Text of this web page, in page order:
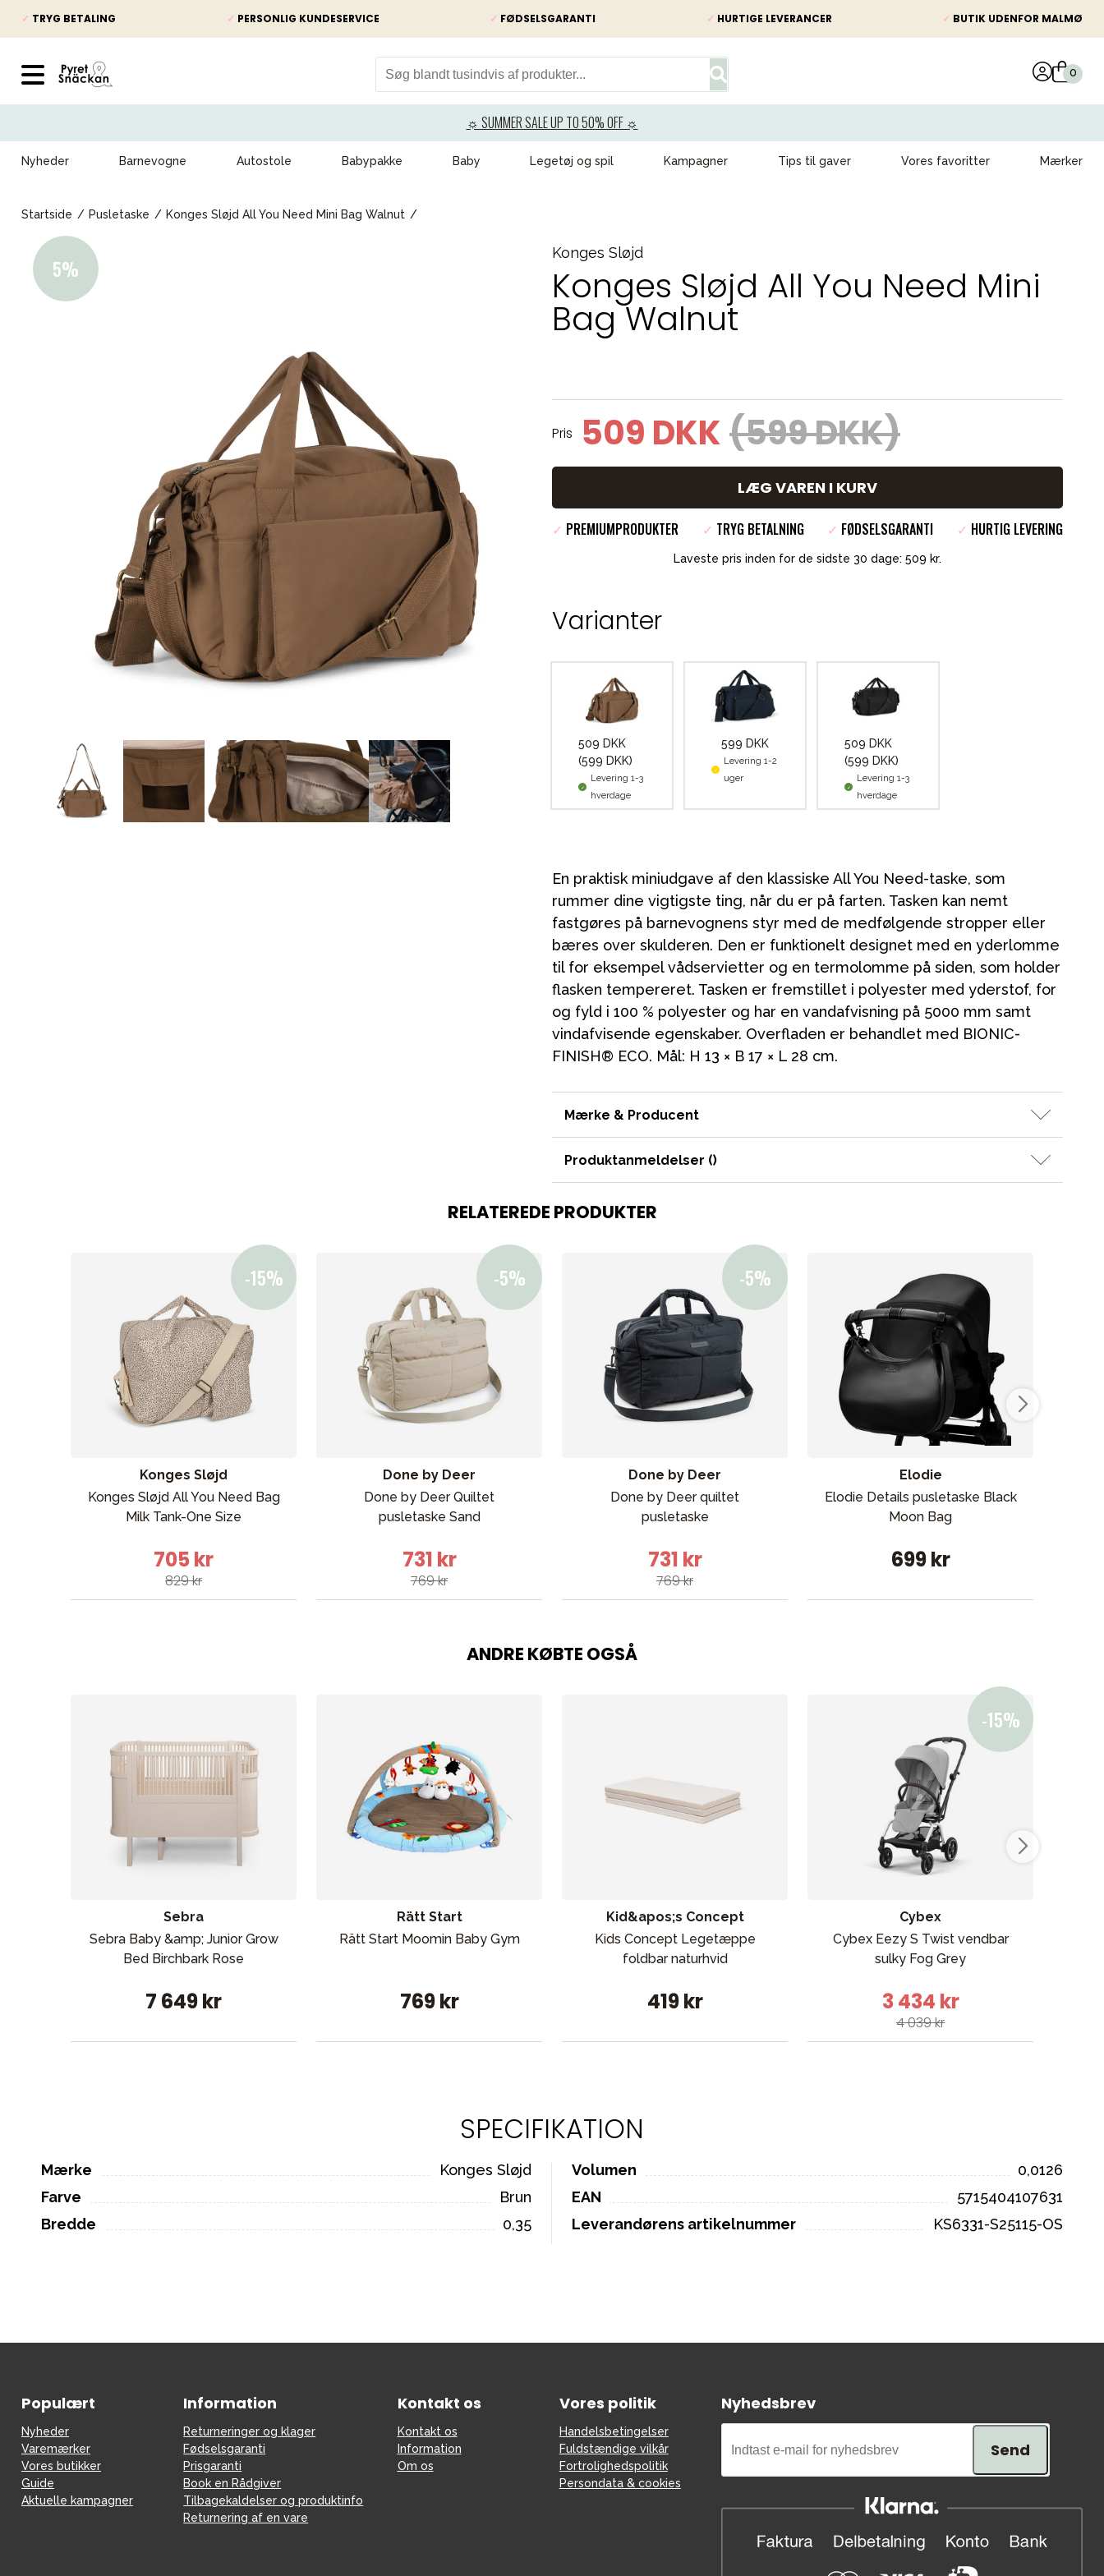
✓ TRYG BETALING ✓ PERSONLIG KUNDESERVICE ✓ FØDSELSGARANTI ✓ HURTIGE LEVERANCER ✓ BUTIK UDENFOR MALMØ
☼ SUMMER SALE UP TO 50% OFF ☼
Nyheder Barnevogne Autostole Babypakke Baby Legetøj og spil Kampagner Tips til gaver Vores favoritter Mærker
Startside Pusletaske Konges Sløjd All You Need Mini Bag Walnut
Konges Sløjd
Konges Sløjd All You Need Mini
Bag Walnut
Pris 509 DKK(599 DKK)
LÆG VAREN I KURV
✓ PREMIUMPRODUKTER ✓ TRYG BETALNING ✓ FØDSELSGARANTI ✓ HURTIG LEVERING
Laveste pris inden for de sidste 30 dage: 509 kr.
Varianter
509 DKK
(599 DKK)
Levering 1-3
hverdage
599 DKK
Levering 1-2
uger
509 DKK
(599 DKK)
Levering 1-3
hverdage
En praktisk miniudgave af den klassiske All You Need-taske, som
rummer dine vigtigste ting, når du er på farten. Tasken kan nemt
fastgøres på barnevognens styr med de medfølgende stropper eller
bæres over skulderen. Den er funktionelt designet med en yderlomme
til for eksempel vådservietter og en termolomme på siden, som holder
flasken tempereret. Tasken er fremstillet i polyester med yderstof, for
og fyld i 100 % polyester og har en vandafvisning på 5000 mm samt
vindafvisende egenskaber. Overfladen er behandlet med BIONIC-
FINISH® ECO. Mål: H 13 × B 17 × L 28 cm.
Mærke & Producent
Produktanmeldelser ()
RELATEREDE PRODUKTER
Konges Sløjd
Konges Sløjd All You Need Bag
Milk Tank-One Size
705 kr
829 kr
Done by Deer
Done by Deer Quiltet
pusletaske Sand
731 kr
769 kr
Done by Deer
Done by Deer quiltet
pusletaske
731 kr
769 kr
Elodie
Elodie Details pusletaske Black
Moon Bag
699 kr
ANDRE KØBTE OGSÅ
Sebra
Sebra Baby &amp; Junior Grow
Bed Birchbark Rose
7 649 kr
Rätt Start
Rätt Start Moomin Baby Gym
769 kr
Kid&apos;s Concept
Kids Concept Legetæppe
foldbar naturhvid
419 kr
Cybex
Cybex Eezy S Twist vendbar
sulky Fog Grey
3 434 kr
4 039 kr
SPECIFIKATION
Mærke
Konges Sløjd
Farve
Brun
Bredde
0,35
Volumen
0,0126
EAN
5715404107631
Leverandørens artikelnummer
KS6331-S25115-OS
Populært
Nyheder
Varemærker
Vores butikker
Guide
Aktuelle kampagner
Information
Returneringer og klager
Fødselsgaranti
Prisgaranti
Book en Rådgiver
Tilbagekaldelser og produktinfo
Returnering af en vare
Kontakt os
Kontakt os
Information
Om os
Vores politik
Handelsbetingelser
Fuldstændige vilkår
Fortrolighedspolitik
Persondata & cookies
Nyhedsbrev
Send
VÅRT SORTIMENT
Barnevogne
Autostole
Babypakke
Baby
Legetøj og spil
Mor & Far
Møbler & sengetøj
Tilbehør
Reservedele
Tips til gaver
Vores favoritter
Mærker
Sol og svømning Outlet Kontakt os på Vores butik